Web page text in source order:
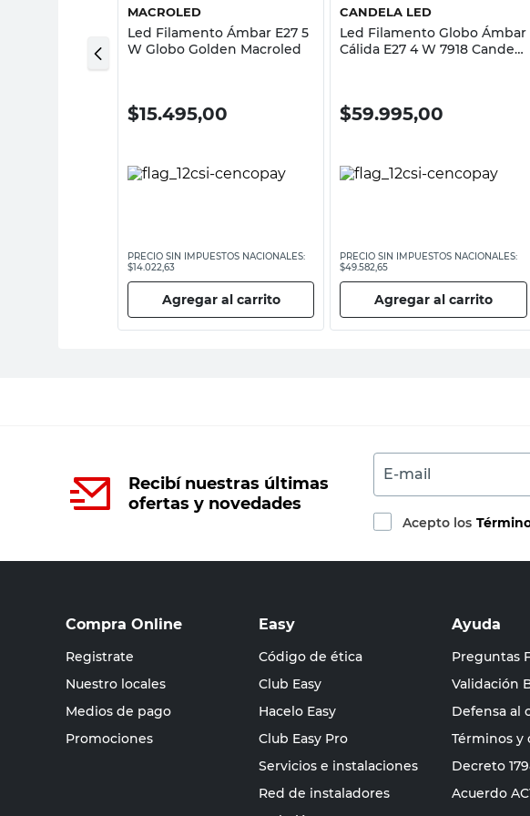
MACROLED
Led Filamento Ámbar E27 5
W Globo Golden Macroled
$15.495,00
PRECIO SIN IMPUESTOS NACIONALES:
$14.022,63
Agregar al carrito
CANDELA LED
Led Filamento Globo Ámbar
Cálida E27 4 W 7918 Candela
$59.995,00
PRECIO SIN IMPUESTOS NACIONALES:
$49.582,65
Agregar al carrito
Recibí nuestras últimas
ofertas y novedades
E-mail
Acepto los
Compra Online
Registrate
Nuestro locales
Medios de pago
Promociones
Easy
Código de ética
Club Easy
Hacelo Easy
Club Easy Pro
Servicios e instalaciones
Red de instaladores
Ayuda
Preguntas
Validación
Defensa al
Términos y
Decreto
Acuerdo